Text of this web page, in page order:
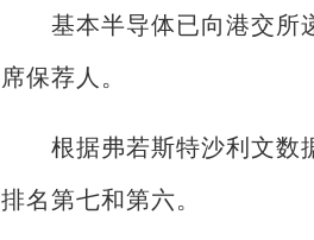
基本半导体已向港交所
席保荐人。
根据弗若斯特沙利文数
排名第七和第六。